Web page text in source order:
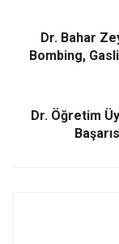
o
o
d
o
Dr. Bahar
Bombing,
Dr. Öğretim